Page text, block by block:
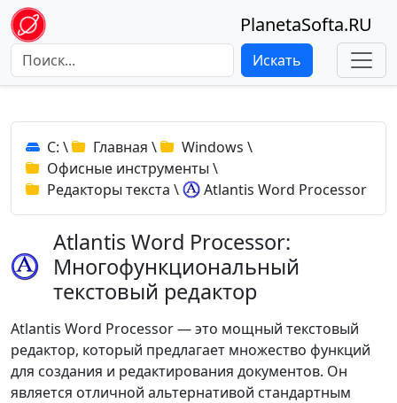
PlanetaSofta.RU
Искать
C: \ Главная \ Windows \
Офисные инструменты \
Редакторы текста \ Atlantis Word Processor
Atlantis Word Processor:
Многофункциональный
текстовый редактор
Atlantis Word Processor — это мощный текстовый
редактор, который предлагает множество функций
для создания и редактирования документов. Он
является отличной альтернативой стандартным